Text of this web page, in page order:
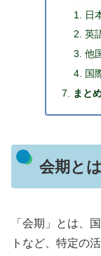
日
英
他
国
まと
会期と
「会期」とは、
トなど、特定の